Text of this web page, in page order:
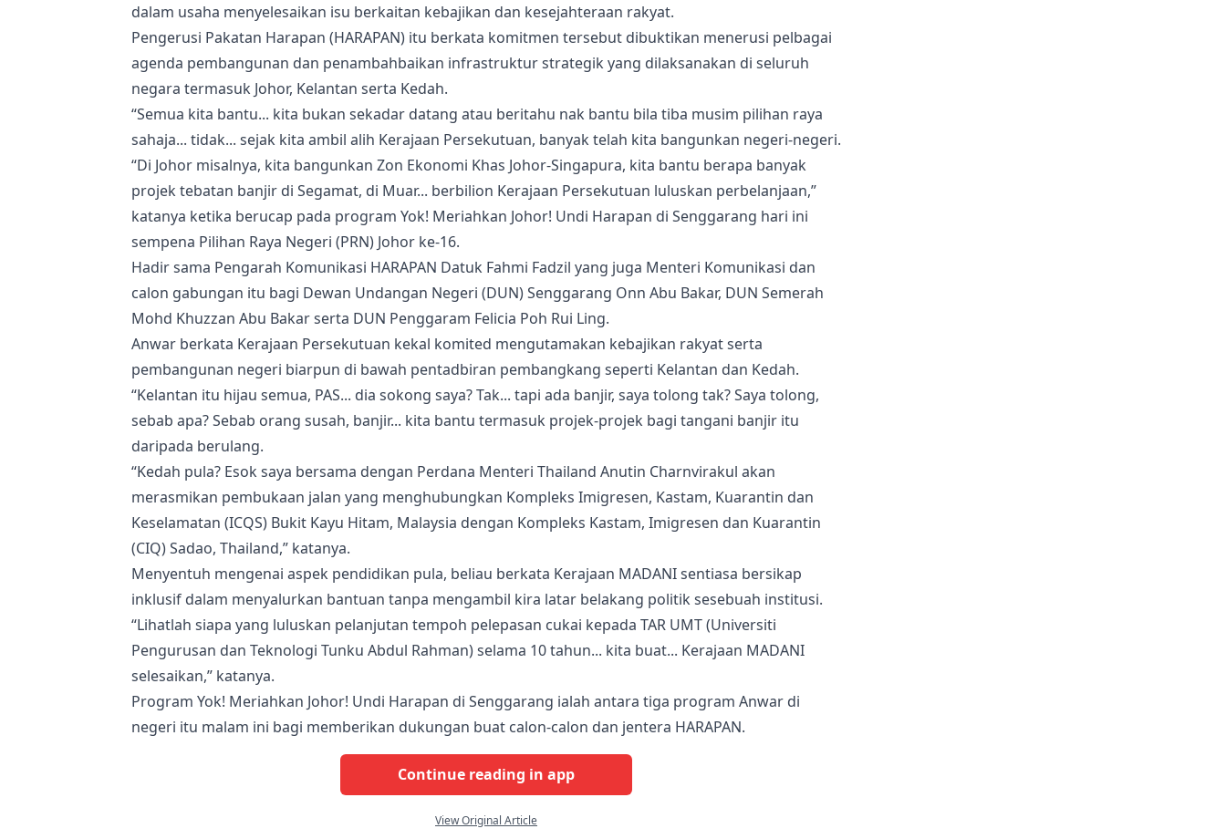
dalam usaha menyelesaikan isu berkaitan kebajikan dan kesejahteraan rakyat.
Pengerusi Pakatan Harapan (HARAPAN) itu berkata komitmen tersebut dibuktikan menerusi pelbagai
agenda pembangunan dan penambahbaikan infrastruktur strategik yang dilaksanakan di seluruh
negara termasuk Johor, Kelantan serta Kedah.
“Semua kita bantu... kita bukan sekadar datang atau beritahu nak bantu bila tiba musim pilihan raya
sahaja... tidak... sejak kita ambil alih Kerajaan Persekutuan, banyak telah kita bangunkan negeri-negeri.
“Di Johor misalnya, kita bangunkan Zon Ekonomi Khas Johor-Singapura, kita bantu berapa banyak
projek tebatan banjir di Segamat, di Muar... berbilion Kerajaan Persekutuan luluskan perbelanjaan,”
katanya ketika berucap pada program Yok! Meriahkan Johor! Undi Harapan di Senggarang hari ini
sempena Pilihan Raya Negeri (PRN) Johor ke-16.
Hadir sama Pengarah Komunikasi HARAPAN Datuk Fahmi Fadzil yang juga Menteri Komunikasi dan
calon gabungan itu bagi Dewan Undangan Negeri (DUN) Senggarang Onn Abu Bakar, DUN Semerah
Mohd Khuzzan Abu Bakar serta DUN Penggaram Felicia Poh Rui Ling.
Anwar berkata Kerajaan Persekutuan kekal komited mengutamakan kebajikan rakyat serta
pembangunan negeri biarpun di bawah pentadbiran pembangkang seperti Kelantan dan Kedah.
“Kelantan itu hijau semua, PAS... dia sokong saya? Tak... tapi ada banjir, saya tolong tak? Saya tolong,
sebab apa? Sebab orang susah, banjir... kita bantu termasuk projek-projek bagi tangani banjir itu
daripada berulang.
“Kedah pula? Esok saya bersama dengan Perdana Menteri Thailand Anutin Charnvirakul akan
merasmikan pembukaan jalan yang menghubungkan Kompleks Imigresen, Kastam, Kuarantin dan
Keselamatan (ICQS) Bukit Kayu Hitam, Malaysia dengan Kompleks Kastam, Imigresen dan Kuarantin
(CIQ) Sadao, Thailand,” katanya.
Menyentuh mengenai aspek pendidikan pula, beliau berkata Kerajaan MADANI sentiasa bersikap
inklusif dalam menyalurkan bantuan tanpa mengambil kira latar belakang politik sesebuah institusi.
“Lihatlah siapa yang luluskan pelanjutan tempoh pelepasan cukai kepada TAR UMT (Universiti
Pengurusan dan Teknologi Tunku Abdul Rahman) selama 10 tahun... kita buat... Kerajaan MADANI
selesaikan,” katanya.
Program Yok! Meriahkan Johor! Undi Harapan di Senggarang ialah antara tiga program Anwar di
negeri itu malam ini bagi memberikan dukungan buat calon-calon dan jentera HARAPAN.
Continue reading in app
View Original Article